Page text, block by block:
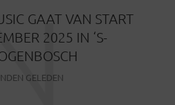
GAAT VAN START
2025 IN ‘S-
GELEDEN